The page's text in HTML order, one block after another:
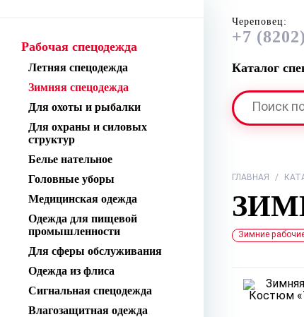
Рабочая спецодежда
Летняя спецодежда
Зимняя спецодежда
Для охоты и рыбалки
Для охраны и силовых
структур
Белье нательное
Головные уборы
Медицинская одежда
Одежда для пищевой
промышленности
Для сферы обслуживания
Одежда из флиса
Сигнальная спецодежда
Влагозащитная одежда
Череповец:
+7 (8202)
Каталог
ГЛАВНАЯ /
Зимние